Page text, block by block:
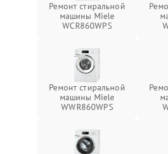
Ремонт стиральной
машины Miele
WCR860WPS
Ремонт стиральной
машины Miele
WWR860WPS